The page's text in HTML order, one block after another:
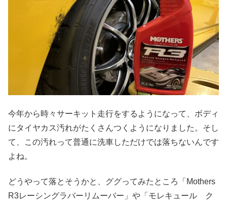
今年から時々サーキット走行をするようになって、ボディ
にタイヤカス汚れがたくさんつくようになりました。そし
て、この汚れって普通に洗車しただけでは落ちないんです
よね。
どうやって落とそうかと、ググってみたところ「Mothers
R3レーシングラバーリムーバー」や「モレキュール ク